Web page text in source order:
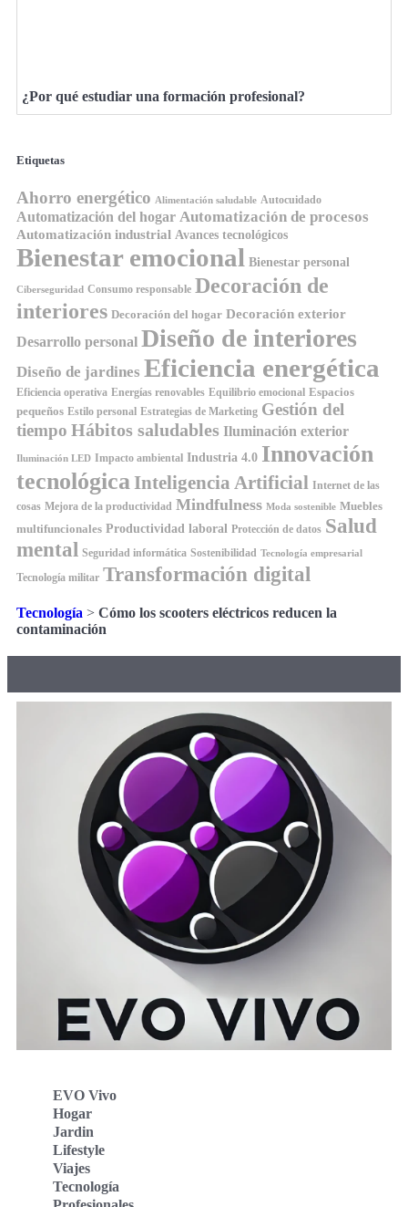
¿Por qué estudiar una formación profesional?
Etiquetas
Ahorro energético Alimentación saludable Autocuidado
Automatización del hogar Automatización de procesos
Automatización industrial Avances tecnológicos
Bienestar emocional Bienestar personal
Ciberseguridad Consumo responsable Decoración de
interiores Decoración del hogar Decoración exterior
Desarrollo personal Diseño de interiores
Diseño de jardines Eficiencia energética
Eficiencia operativa Energías renovables Equilibrio emocional Espacios
pequeños Estilo personal Estrategias de Marketing Gestión del
tiempo Hábitos saludables Iluminación exterior
Iluminación LED Impacto ambiental Industria 4.0 Innovación
tecnológica Inteligencia Artificial Internet de las
cosas Mejora de la productividad Mindfulness Moda sostenible Muebles
multifuncionales Productividad laboral Protección de datos Salud
mental Seguridad informática Sostenibilidad Tecnología empresarial
Tecnología militar Transformación digital
Tecnología > Cómo los scooters eléctricos reducen la
contaminación
EVO Vivo
Hogar
Jardin
Lifestyle
Viajes
Tecnología